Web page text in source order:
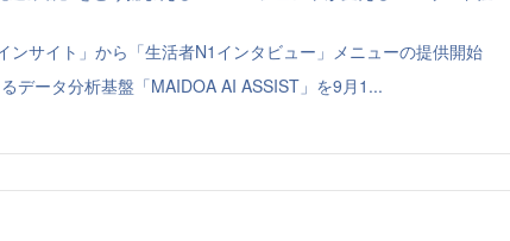
ンサイト」から「生活者N1インタビュー」メニューの提供開始
データ分析基盤「MAIDOA AI ASSIST」を9月1...